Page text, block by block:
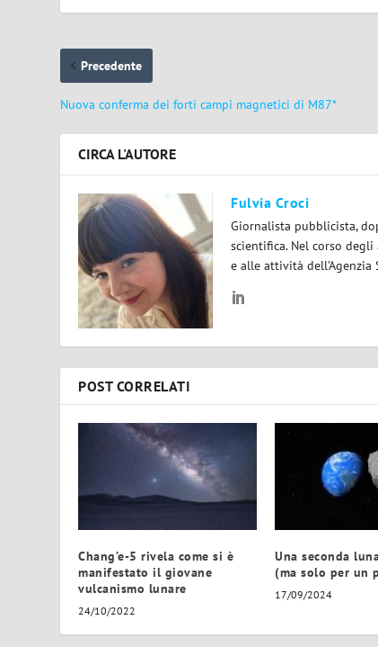
Precedente
Nuova conferma dei forti campi magnetici di M87*
CIRCA L'AUTORE
Fulvia Croci
Giornalista pubblicista,
scientifica. Nel corso
e alle attività dell’Agenzia
POST CORRELATI
Chang’e-5 rivela come si è
manifestato il giovane
vulcanismo lunare
24/10/2022
Una seconda
(ma solo per un
17/09/2024